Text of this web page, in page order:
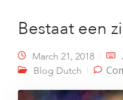
Bestaat een
March 21, 2018
Blog Dutch